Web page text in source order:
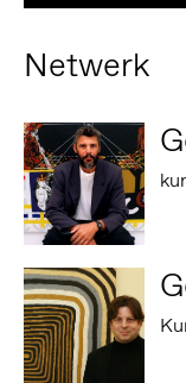
Netwerk